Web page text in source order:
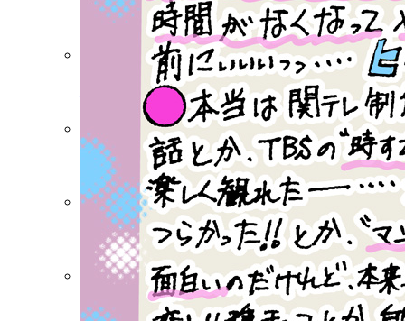
連載中作品一覧
バックナンバー
水曜日のシリウス
マガポケ
コミックDAYS
Palcy